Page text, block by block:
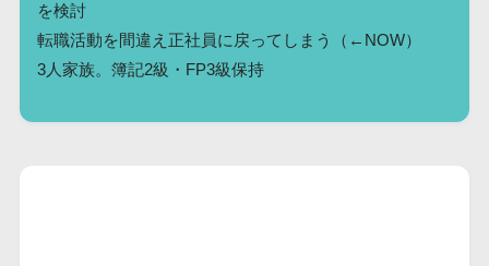
を検討
転職活動を間違え正社員に戻ってしまう（←NOW）
3人家族。簿記2級・FP3級保持